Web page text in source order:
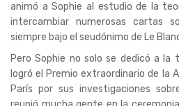
animó a Sophie al estudio de la
intercambiar numerosas cartas
siempre bajo el seudónimo de Le
Pero Sophie no solo se dedicó a la
logró el Premio extraordinario de la
París por sus investigaciones